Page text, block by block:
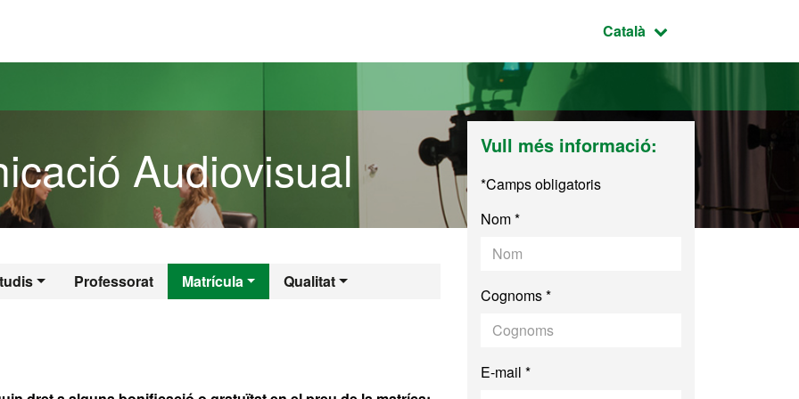
Idioma seleccionat:
Català
Audiovisual
Professorat Matrícula Qualitat
Audiovisual
Vull més informació:
*Camps obligatoris
Nom *
Cognoms *
E-mail *